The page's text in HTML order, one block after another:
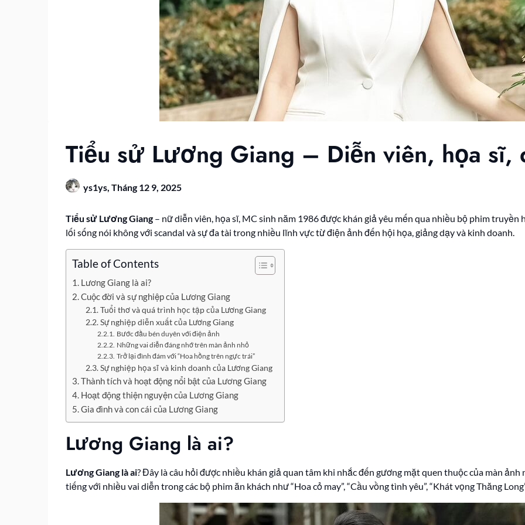
Tiểu sử Lương Giang – Diễn viên, họa sĩ,
ys1ys, Tháng 12 9, 2025
Tiểu sử Lương Giang – nữ diễn viên, họa sĩ, MC sinh năm 1986 được khán giả yêu mến qua nhiều bộ phim truyền
lối sống nói không với scandal và sự đa tài trong nhiều lĩnh vực từ điện ảnh đến hội họa, giảng dạy và kinh doanh.
Table of Contents
Lương Giang là ai?
Cuộc đời và sự nghiệp của Lương Giang
Tuổi thơ và quá trình học tập của Lương Giang
Sự nghiệp diễn xuất của Lương Giang
Bước đầu bén duyên với điện ảnh
Những vai diễn đáng nhớ trên màn ảnh nhỏ
Trở lại đình đám với “Hoa hồng trên ngực trái”
Sự nghiệp họa sĩ và kinh doanh của Lương Giang
Thành tích và hoạt động nổi bật của Lương Giang
Hoạt động thiện nguyện của Lương Giang
Gia đình và con cái của Lương Giang
Lương Giang là ai?
Lương Giang là ai? Đây là câu hỏi được nhiều khán giả quan tâm khi nhắc đến gương mặt quen thuộc của màn
tiếng với nhiều vai diễn trong các bộ phim ăn khách như “Hoa cỏ may”, “Cầu vồng tình yêu”, “Khát vọng Thăng